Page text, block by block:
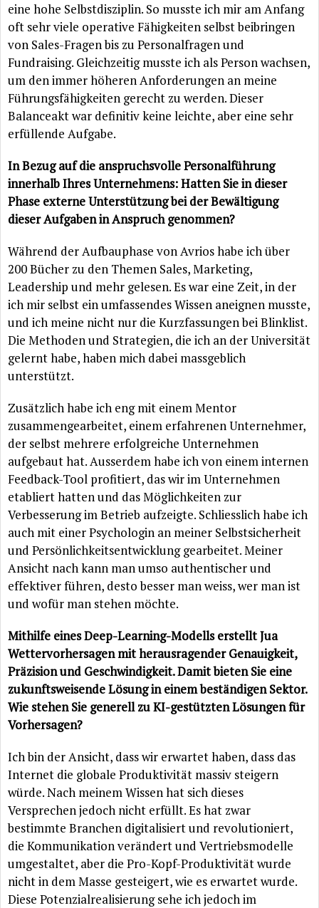
eine hohe Selbstdisziplin. So musste ich mir am Anfang
oft sehr viele operative Fähigkeiten selbst beibringen
von Sales-Fragen bis zu Personalfragen und
Fundraising. Gleichzeitig musste ich als Person wachsen,
um den immer höheren Anforderungen an meine
Führungsfähigkeiten gerecht zu werden. Dieser
Balanceakt war definitiv keine leichte, aber eine sehr
erfüllende Aufgabe.
In Bezug auf die anspruchsvolle Personalführung
innerhalb Ihres Unternehmens: Hatten Sie in dieser
Phase externe Unterstützung bei der Bewältigung
dieser Aufgaben in Anspruch genommen?
Während der Aufbauphase von Avrios habe ich über
200 Bücher zu den Themen Sales, Marketing,
Leadership und mehr gelesen. Es war eine Zeit, in der
ich mir selbst ein umfassendes Wissen aneignen musste,
und ich meine nicht nur die Kurzfassungen bei Blinklist.
Die Methoden und Strategien, die ich an der Universität
gelernt habe, haben mich dabei massgeblich
unterstützt.
Zusätzlich habe ich eng mit einem Mentor
zusammengearbeitet, einem erfahrenen Unternehmer,
der selbst mehrere erfolgreiche Unternehmen
aufgebaut hat. Ausserdem habe ich von einem internen
Feedback-Tool profitiert, das wir im Unternehmen
etabliert hatten und das Möglichkeiten zur
Verbesserung im Betrieb aufzeigte. Schliesslich habe ich
auch mit einer Psychologin an meiner Selbstsicherheit
und Persönlichkeitsentwicklung gearbeitet. Meiner
Ansicht nach kann man umso authentischer und
effektiver führen, desto besser man weiss, wer man ist
und wofür man stehen möchte.
Mithilfe eines Deep-Learning-Modells erstellt Jua
Wettervorhersagen mit herausragender Genauigkeit,
Präzision und Geschwindigkeit. Damit bieten Sie eine
zukunftsweisende Lösung in einem beständigen Sektor.
Wie stehen Sie generell zu KI-gestützten Lösungen für
Vorhersagen?
Ich bin der Ansicht, dass wir erwartet haben, dass das
Internet die globale Produktivität massiv steigern
würde. Nach meinem Wissen hat sich dieses
Versprechen jedoch nicht erfüllt. Es hat zwar
bestimmte Branchen digitalisiert und revolutioniert,
die Kommunikation verändert und Vertriebsmodelle
umgestaltet, aber die Pro-Kopf-Produktivität wurde
nicht in dem Masse gesteigert, wie es erwartet wurde.
Diese Potenzialrealisierung sehe ich jedoch im